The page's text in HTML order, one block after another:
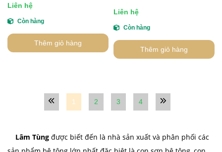
Liên hệ
Còn hàng
Thêm giỏ hàng
Liên hệ
Còn hàng
Thêm giỏ hàng
1 2 3 4
Lâm Tùng được biết đến là nhà sản xuất và phân phối các